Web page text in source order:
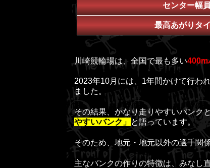
センター幅員
最高あがりタ
川崎競輪場は、全国で最も多い400m
2023年10月には、1年間かけて行わ
ました。
その結果、かなり走りやすいバンク
やすいバンク」 と語っています。
そのため、地元・地元以外の選手関
主なバンクの作りの特徴は、みなし